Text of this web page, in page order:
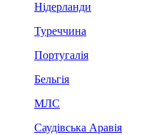
Нідерланди
Туреччина
Португалія
Бельгія
МЛС
Саудівська Аравія